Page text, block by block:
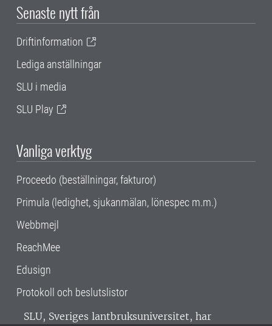
Senaste nytt från
Driftinformation
Lediga anställningar
SLU i media
SLU Play
Vanliga verktyg
Proceedo (beställningar, fakturor)
Primula (ledighet, sjukanmälan, lönespec m.m.)
Webbmejl
ReachMee
Edusign
Protokoll och beslutslistor
SLU, Sveriges lantbruksuniversitet, har